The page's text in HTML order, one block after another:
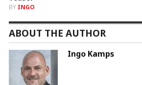
BY INGO
ABOUT THE AUTHOR
Ingo Kamps